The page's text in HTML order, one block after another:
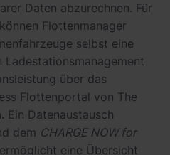
Daten abzurechnen. Für
Flottenmanager
selbst eine
Ladestationsmanagement
über das
Flottenportal von The
Ein Datenaustausch
dem CHARGE NOW for
eine Übersicht